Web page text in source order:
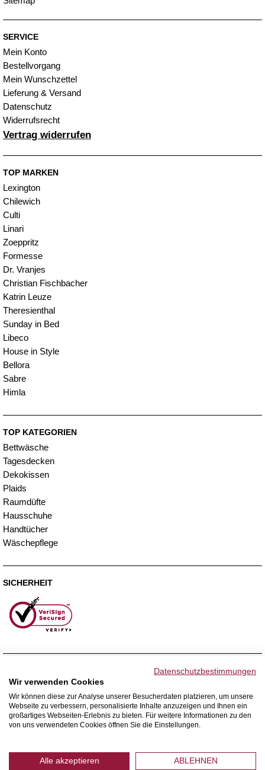
SERVICE
Mein Konto
Bestellvorgang
Mein Wunschzettel
Lieferung & Versand
Datenschutz
Widerrufsrecht
Vertrag widerrufen
TOP MARKEN
Lexington
Chilewich
Culti
Linari
Zoeppritz
Formesse
Dr. Vranjes
Christian Fischbacher
Katrin Leuze
Theresienthal
Sunday in Bed
Libeco
House in Style
Bellora
Sabre
Himla
TOP KATEGORIEN
Bettwäsche
Tagesdecken
Dekokissen
Plaids
Raumdüfte
Hausschuhe
Handtücher
Wäschepflege
SICHERHEIT
WIR VERSENDEN MIT
Datenschutzbestimmungen
Wir verwenden Cookies
Wir können diese zur Analyse unserer Besucherdaten platzieren, um unsere
Webseite zu verbessern, personalisierte Inhalte anzuzeigen und Ihnen ein
großartiges Webseiten-Erlebnis zu bieten. Für weitere Informationen zu den
von uns verwendeten Cookies öffnen Sie die Einstellungen.
Alle akzeptieren ABLEHNEN